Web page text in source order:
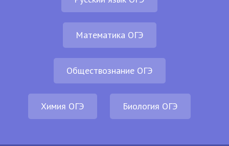
Математика ОГЭ
Обществознание ОГЭ
Химия ОГЭ Биология ОГЭ